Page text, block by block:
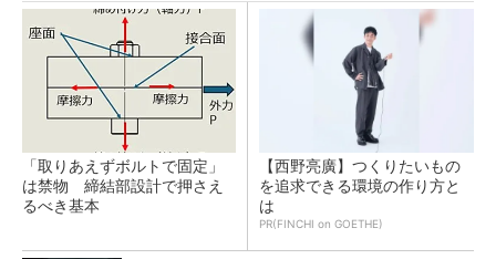
「取りあえずボルトで固定」
は禁物 締結部設計で押さえ
るべき基本
【西野亮廣】つくりたいもの
を追求できる環境の作り方と
は
PR(FINCHI on GOETHE)